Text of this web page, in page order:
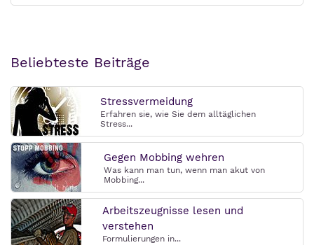
Beliebteste Beiträge
Stressvermeidung
Erfahren sie, wie Sie dem alltäglichen
Stress...
Gegen Mobbing wehren
Was kann man tun, wenn man akut von
Mobbing...
Arbeitszeugnisse lesen und
verstehen
Formulierungen in...